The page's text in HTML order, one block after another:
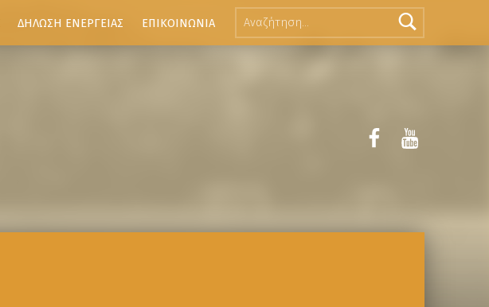
ΔΗΛΩΣΗ ΕΝΕΡΓΕΙΑΣ ΕΠΙΚΟΙΝΩΝΙΑ